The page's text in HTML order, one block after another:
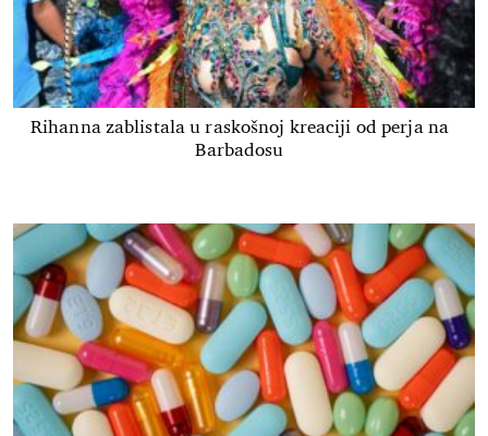
Rihanna zablistala u raskošnoj kreaciji od perja na
Barbadosu